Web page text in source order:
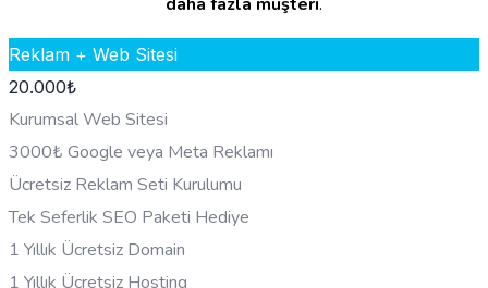
Reklam + Web Sitesi
20.000₺
Kurumsal Web Sitesi
3000₺ Google veya Meta Reklamı
Ücretsiz Reklam Seti Kurulumu
Tek Seferlik SEO Paketi Hediye
1 Yıllık Ücretsiz Domain
1 Yıllık Ücretsiz Hosting